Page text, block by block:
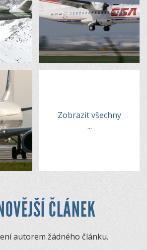
Zobrazit všechny
...
ČLÁNEK
autorem žádného článku.